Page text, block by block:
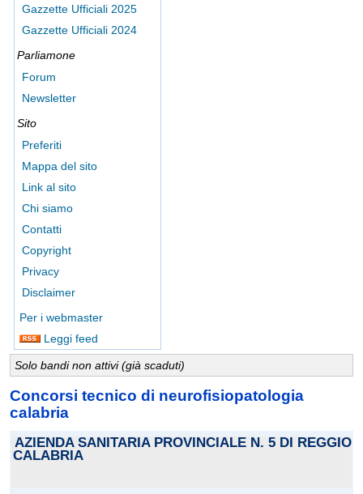
Gazzette Ufficiali 2025
Gazzette Ufficiali 2024
Parliamone
Forum
Newsletter
Sito
Preferiti
Mappa del sito
Link al sito
Chi siamo
Contatti
Copyright
Privacy
Disclaimer
Per i webmaster
Leggi feed
Solo bandi non attivi (già scaduti)
Concorsi tecnico di neurofisiopatologia
calabria
AZIENDA SANITARIA PROVINCIALE N. 5 DI REGGIO
CALABRIA